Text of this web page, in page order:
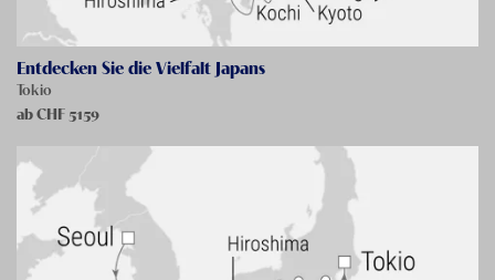
Entdecken Sie die Vielfalt Japans
Tokio
ab CHF 5159